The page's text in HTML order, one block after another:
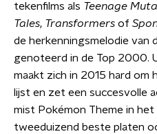
tekenfilms als Teenage
Tales, Transformers of
de herkenningsmelodie van
genoteerd in de Top 2000.
maakt zich in 2015 hard om
lijst en zet een succesvolle
mist Pokémon Theme in
tweeduizend beste platen